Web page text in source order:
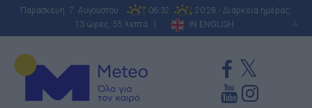
Παρασκευή 7 Αυγούστου 06:32
20:28 - Διάρκεια ημέρας:
13 ώρες, 55 λεπτά |
IN ENGLISH A